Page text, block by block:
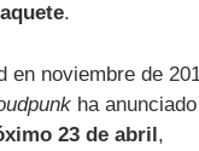
.
en noviembre de
ha anunciado
23 de abril,